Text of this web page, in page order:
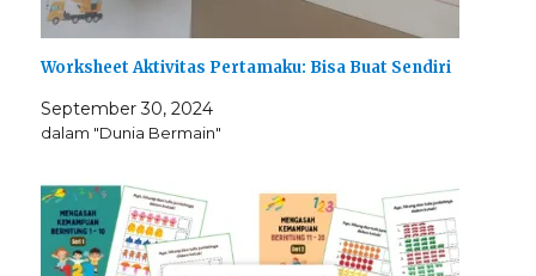
Worksheet Aktivitas Pertamaku: Bisa Buat Sendiri
September 30, 2024
dalam "Dunia Bermain"